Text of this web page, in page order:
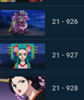
21 - 926
21 - 927
21 - 928